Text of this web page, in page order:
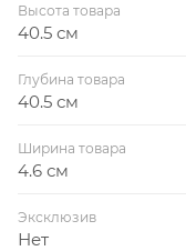
Высота товара
40.5 см
Глубина товара
40.5 см
Ширина товара
4.6 см
Эксклюзив
Нет